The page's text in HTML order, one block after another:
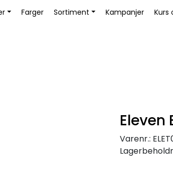
Book Educator
Farger Sortiment Kampanjer Kurs
Eleven
Varenr.: